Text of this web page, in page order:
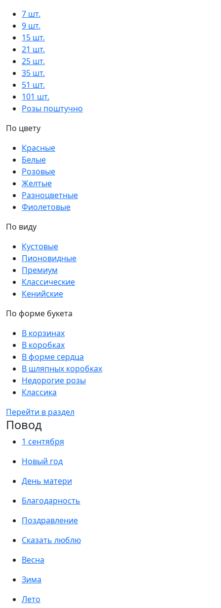
7 шт.
9 шт.
15 шт.
21 шт.
25 шт.
35 шт.
51 шт.
101 шт.
Розы поштучно
По цвету
Красные
Белые
Розовые
Желтые
Разноцветные
Фиолетовые
По виду
Кустовые
Пионовидные
Премиум
Классические
Кенийские
По форме букета
В корзинах
В коробках
В форме сердца
В шляпных коробках
Недорогие розы
Классика
Перейти в раздел
Повод
1 сентября
Новый год
День матери
Благодарность
Поздравление
Сказать люблю
Весна
Зима
Лето